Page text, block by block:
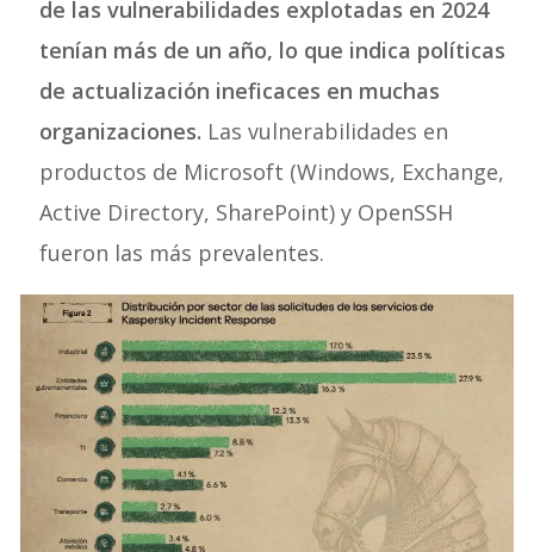
de las vulnerabilidades explotadas en 2024
tenían más de un año, lo que indica políticas
de actualización ineficaces en muchas
organizaciones. Las vulnerabilidades en
productos de Microsoft (Windows, Exchange,
Active Directory, SharePoint) y OpenSSH
fueron las más prevalentes.